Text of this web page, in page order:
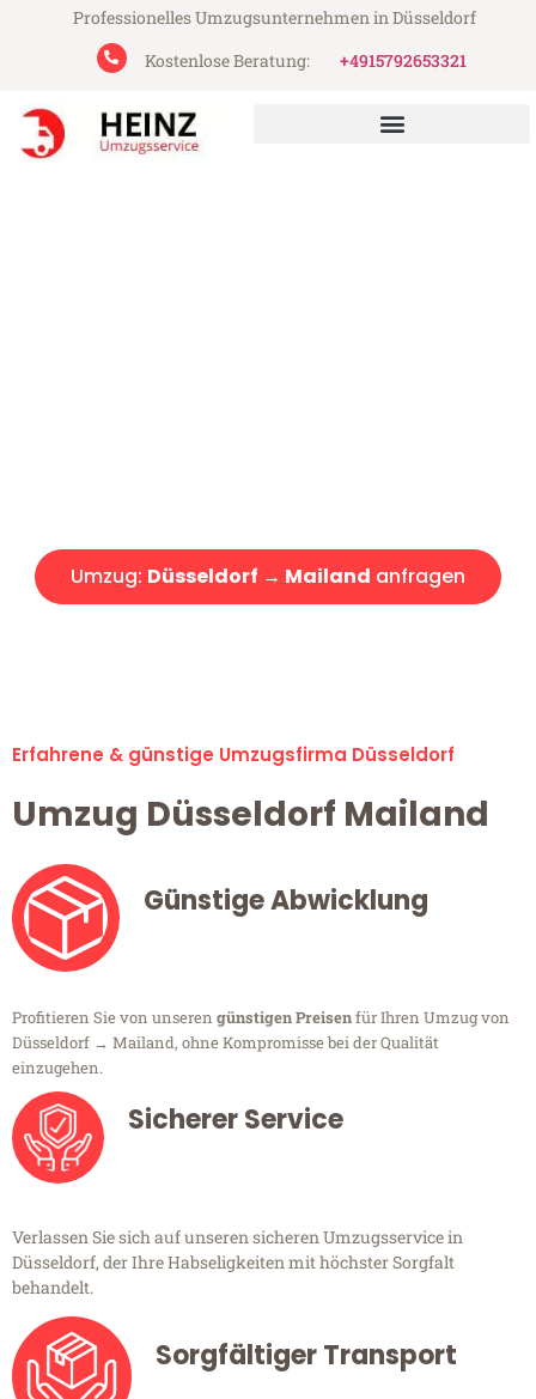
Professionelles Umzugsunternehmen in Düsseldorf
Kostenlose Beratung:
+4915792653321
Umzug: Düsseldorf → Mailand anfragen
Erfahrene & günstige Umzugsfirma Düsseldorf
Umzug Düsseldorf Mailand
Günstige Abwicklung
Profitieren Sie von unseren günstigen Preisenfür Ihren Umzug von
Düsseldorf → Mailand, ohne Kompromisse bei der Qualität
einzugehen.
Sicherer Service
Verlassen Sie sich auf unseren sicheren Umzugsservice in
Düsseldorf, der Ihre Habseligkeiten mit höchster Sorgfalt
behandelt.
Sorgfältiger Transport